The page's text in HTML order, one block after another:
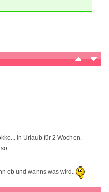
in Urlaub für 2 Wochen.
ob und wanns was wird.